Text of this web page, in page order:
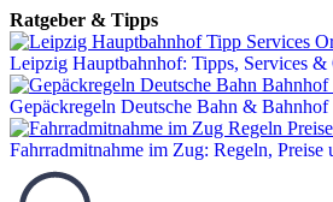
Ratgeber & Tipps
Leipzig Hauptbahnhof: Tipps, Services &
Gepäckregeln Deutsche Bahn &
Fahrradmitnahme im Zug: Regeln, Preise